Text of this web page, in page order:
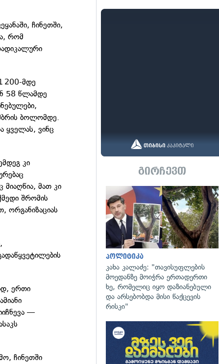
ჩინეთში,
რომ
200-მდე
58 წლამდე
ბოლომდე.
ყველას, ვინც
კი
მიაღწია, მათ კი
შრომის
ორგანიზაციას
ერთი
—
ჩინეთში
გირჩევთ
პოლიტიკა
კახა კალაძე: "თავისუფლების
მოედანზე მოიჭრა ერთადერთი
ხე, რომელიც იყო დაზიანებული
და არსებობდა მისი წაქცევის
რისკი"